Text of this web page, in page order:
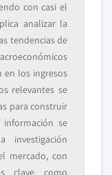
con casi el
analizar la
tendencias de
en los ingresos
relevantes se
para construir
se
investigación
mercado, con
clave como